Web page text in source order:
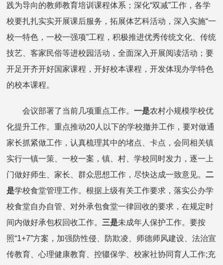
践为导向的教师教育培训课程体系；深化“双减”工作，各学
校要扎扎实实开展课后服务，拓展体艺科活动，深入实施“一
校一特色，一校一强项”工程，积极推进优秀传统文化、传统
技艺、客家民俗等进校园活动，全面深入开展阅读活动；要
开足开齐开好国家课程，开好校本课程，开发体现办学特色
的校本课程。
会议部署了当前几项重点工作。一是农村小规模学校优
化提升工作。重点推动20人以下的学校撤并工作，要对做通
家长抓紧做工作，认真梳理其中的堵点、卡点，会同相关镇
实行一镇一策、一校一案，镇、村、学校同时发力，逐一上
门做好师生、家长、群众思想工作，尽快达成一致意见。二
是学校食堂管理工作。根据上级有关工作要求，落实公办学
校食堂自办自管、对外承包食堂一律回收的要求，在规定时
间内做好承包权回收工作。 三是未成年人保护工作。要按
照“1+7”方案，加强防性侵、防欺凌、师德师风建设、法治宣
传教育、心理健康教育、控辍保学、校家社协同育人工作;充